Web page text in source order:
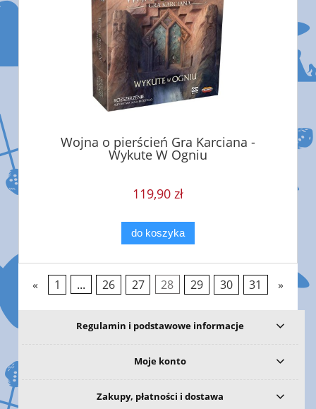
Wojna o pierścień Gra Karciana -
Wykute W Ogniu
119,90 zł
do koszyka
« 1 ... 26 27 28 29 30 31 »
Regulamin i podstawowe informacje
Moje konto
Zakupy, płatności i dostawa